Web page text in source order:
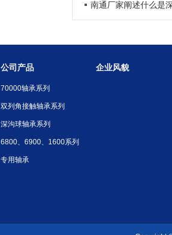
南通厂家阐述什么是
公司产品
70000轴承系列
双列角接触轴承系列
深沟球轴承系列
6800、6900、1600系列
专用轴承
企业风貌